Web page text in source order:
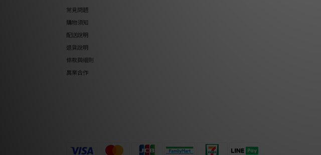
常見問題
購物須知
配送說明
退貨說明
條款與細則
異業合作